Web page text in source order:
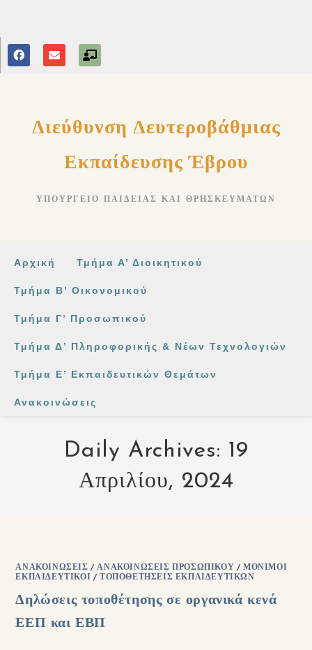
Διεύθυνση Δευτεροβάθμιας
Εκπαίδευσης Έβρου
ΥΠΟΥΡΓΕΊΟ ΠΑΙΔΕΊΑΣ ΚΑΙ ΘΡΗΣΚΕΥΜΆΤΩΝ
Αρχική Τμήμα Α’ Διοικητικού
Τμήμα Β’ Οικονομικού
Τμήμα Γ’ Προσωπικού
Τμήμα Δ’ Πληροφορικής & Νέων Τεχνολογιών
Τμήμα Ε’ Εκπαιδευτικών Θεμάτων
Ανακοινώσεις
Daily Archives: 19
Απριλίου, 2024
ΑΝΑΚΟΙΝΏΣΕΙΣ /ΑΝΑΚΟΙΝΏΣΕΙΣ ΠΡΟΣΩΠΙΚΟΎ /ΜΌΝΙΜΟΙ
ΕΚΠΑΙΔΕΥΤΙΚΟΊ /ΤΟΠΟΘΕΤΉΣΕΙΣ ΕΚΠΑΙΔΕΥΤΙΚΏΝ
Δηλώσεις τοποθέτησης σε οργανικά κενά
ΕΕΠ και ΕΒΠ